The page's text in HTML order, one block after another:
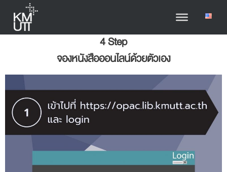
4 Step
จองหนังสือออนไลน์ด้วยตัวเอง